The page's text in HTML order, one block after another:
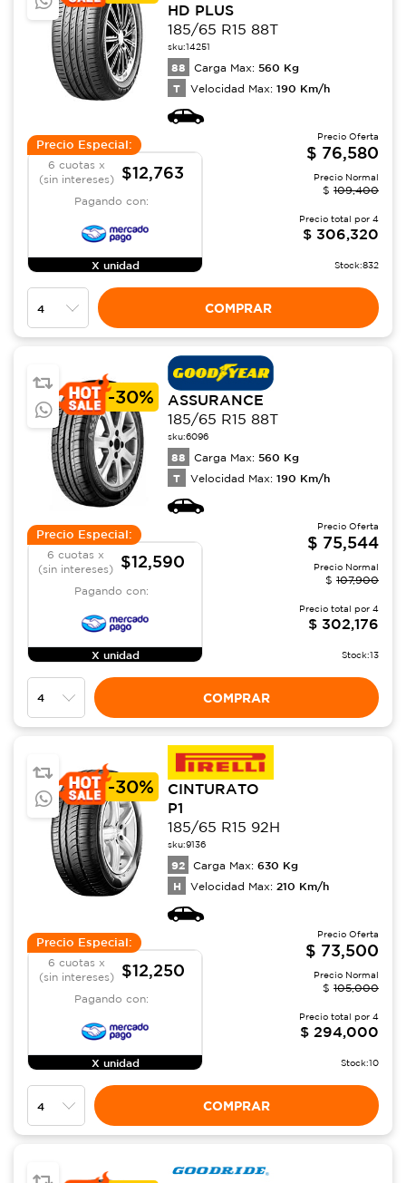
HD PLUS
185/65 R15 88T
sku:14251
88 Carga Max: 560 Kg
T Velocidad Max: 190 Km/h
Precio Especial:
6 cuotas x
(sin intereses)
$12,763
Pagando con:
X unidad
Precio Oferta
$ 76,580
Precio Normal
$ 109,400
Precio total por 4
$ 306,320
Stock:832
COMPRAR
-30%
ASSURANCE
185/65 R15 88T
sku:6096
88 Carga Max: 560 Kg
T Velocidad Max: 190 Km/h
Precio Especial:
6 cuotas x
(sin intereses)
$12,590
Pagando con:
X unidad
Precio Oferta
$ 75,544
Precio Normal
$ 107,900
Precio total por 4
$ 302,176
Stock:13
COMPRAR
-30%
CINTURATO
P1
185/65 R15 92H
sku:9136
92 Carga Max: 630 Kg
H Velocidad Max: 210 Km/h
Precio Especial:
6 cuotas x
(sin intereses)
$12,250
Pagando con:
X unidad
Precio Oferta
$ 73,500
Precio Normal
$ 105,000
Precio total por 4
$ 294,000
Stock:10
COMPRAR